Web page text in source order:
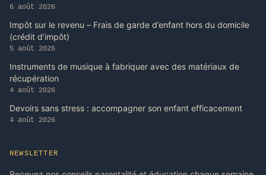
6 août 2026
Impôt sur le revenu – Frais de garde d’enfant hors du domicile
(crédit d’impôt)
5 août 2026
Instruments de musique à fabriquer avec des matériaux de
récupération
4 août 2026
Devoirs sans stress : accompagner son enfant efficacement
4 août 2026
NEWSLETTER